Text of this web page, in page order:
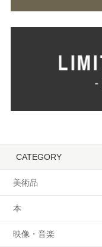
CATEGORY
美術品
本
映像・音楽